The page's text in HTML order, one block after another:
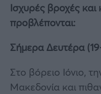
Ισχυρές βροχές και
προβλέπονται:
Σήμερα Δευτέρα
Στο βόρειο Ιόνιο,
Μακεδονία και